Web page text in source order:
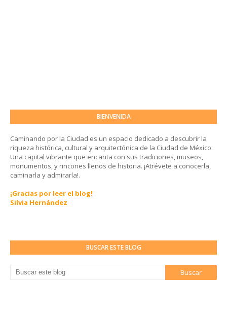
BIENVENIDA
Caminando por la Ciudad es un espacio dedicado a descubrir la
riqueza histórica, cultural y arquitectónica de la Ciudad de México.
Una capital vibrante que encanta con sus tradiciones, museos,
monumentos, y rincones llenos de historia. ¡Atrévete a conocerla,
caminarla y admirarla!.
¡Gracias por leer el blog!
Silvia Hernández
BUSCAR ESTE BLOG